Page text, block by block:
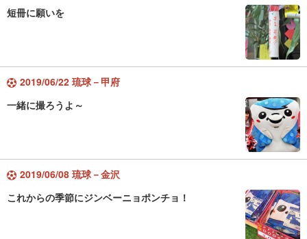
短冊に願いを
2019/06/22 琉球－甲府
一緒に撮ろうよ～
2019/06/08 琉球－金沢
これからの季節にジンベーニョポンチョ！